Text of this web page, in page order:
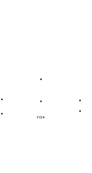
FY24